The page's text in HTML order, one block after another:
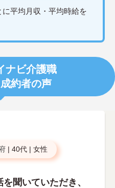
平均月収・平均時給を
ナビ介護職
約者の声
| 40代 | 女性
聞いていただき、